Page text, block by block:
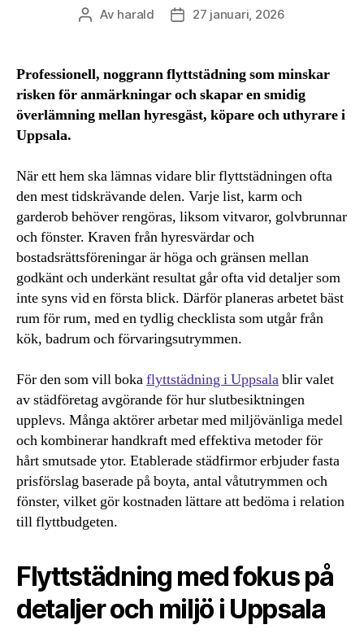
Inläggsförfattare
Av harald Inläggsdatum
27 januari, 2026
Professionell, noggrann flyttstädning som minskar
risken för anmärkningar och skapar en smidig
överlämning mellan hyresgäst, köpare och uthyrare i
Uppsala.
När ett hem ska lämnas vidare blir flyttstädningen ofta
den mest tidskrävande delen. Varje list, karm och
garderob behöver rengöras, liksom vitvaror, golvbrunnar
och fönster. Kraven från hyresvärdar och
bostadsrättsföreningar är höga och gränsen mellan
godkänt och underkänt resultat går ofta vid detaljer som
inte syns vid en första blick. Därför planeras arbetet bäst
rum för rum, med en tydlig checklista som utgår från
kök, badrum och förvaringsutrymmen.
För den som vill bokaflyttstädning i Uppsalablir valet
av städföretag avgörande för hur slutbesiktningen
upplevs. Många aktörer arbetar med miljövänliga medel
och kombinerar handkraft med effektiva metoder för
hårt smutsade ytor. Etablerade städfirmor erbjuder fasta
prisförslag baserade på boyta, antal våtutrymmen och
fönster, vilket gör kostnaden lättare att bedöma i relation
till flyttbudgeten.
Flyttstädning med fokus på
detaljer och miljö i Uppsala